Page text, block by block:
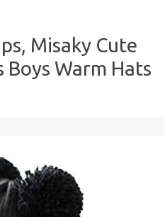
Misaky Cute
Warm Hats